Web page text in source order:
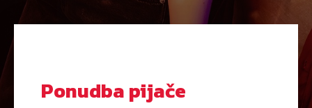
Ponudba pijače